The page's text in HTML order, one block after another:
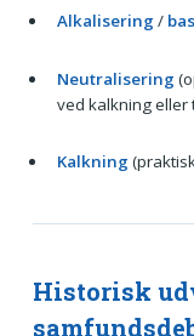
Alkalisering /
Neutralisering
ved kalkning
Kalkning
Historisk